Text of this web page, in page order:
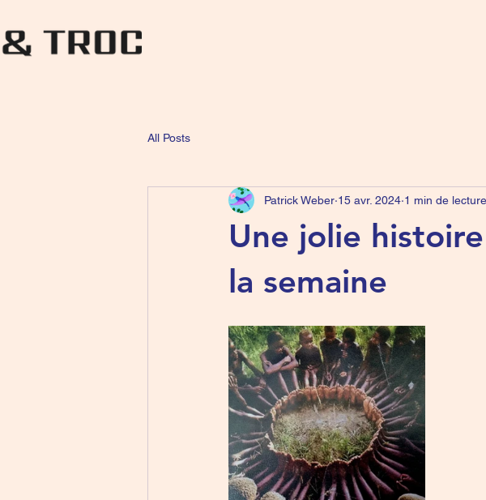
All Posts
Une jolie
la semaine
Patrick Weber 15 avr. 2024 1 min de lecture